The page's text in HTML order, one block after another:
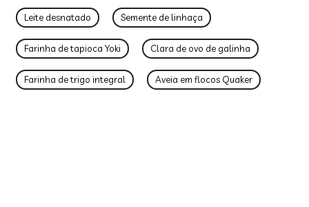
Leite desnatado Semente de linhaça
Farinha de tapioca Yoki Clara de ovo de galinha
Farinha de trigo integral Aveia em flocos Quaker